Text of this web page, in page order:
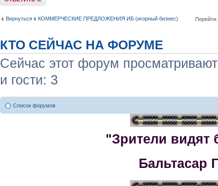
Вернуться в КОММЕРЧЕСКИЕ ПРЕДЛОЖЕНИЯ ИБ (игорный бизнес) Перейти:
КТО СЕЙЧАС НА ФОРУМЕ
Сейчас этот форум
и гости: 3
Список форумов
"Зрители видят
Бальтасар